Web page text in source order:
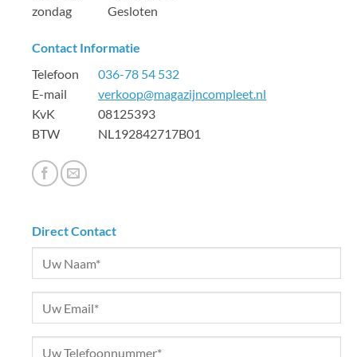
zondag Gesloten
Contact Informatie
Telefoon 036-78 54 532
E-mail verkoop@magazijncompleet.nl
KvK 08125393
BTW NL192842717B01
Direct Contact